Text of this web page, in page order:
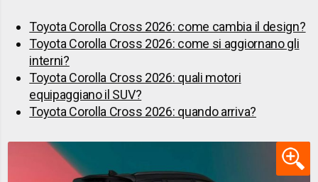
Toyota Corolla Cross 2026: come cambia il design?
Toyota Corolla Cross 2026: come si aggiornano gli
interni?
Toyota Corolla Cross 2026: quali motori
equipaggiano il SUV?
Toyota Corolla Cross 2026: quando arriva?